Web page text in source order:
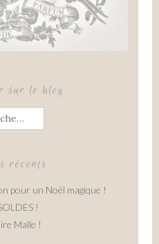
sur le blog
:
récents
pour un Noël magique !
!
Malle !